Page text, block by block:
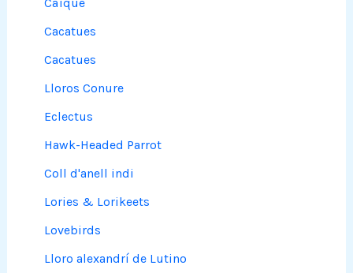
Caïque
Cacatues
Cacatues
Lloros Conure
Eclectus
Hawk-Headed Parrot
Coll d'anell indi
Lories & Lorikeets
Lovebirds
Lloro alexandrí de Lutino